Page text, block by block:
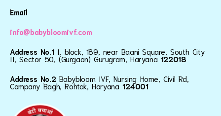
Email
info@babybloomivf.com
Address No.1 I, block, 189, near Baani Square, South City
II, Sector 50, (Gurgaon) Gurugram, Haryana 122018
Address No.2 Babybloom IVF, Nursing Home, Civil Rd,
Company Bagh, Rohtak, Haryana124001